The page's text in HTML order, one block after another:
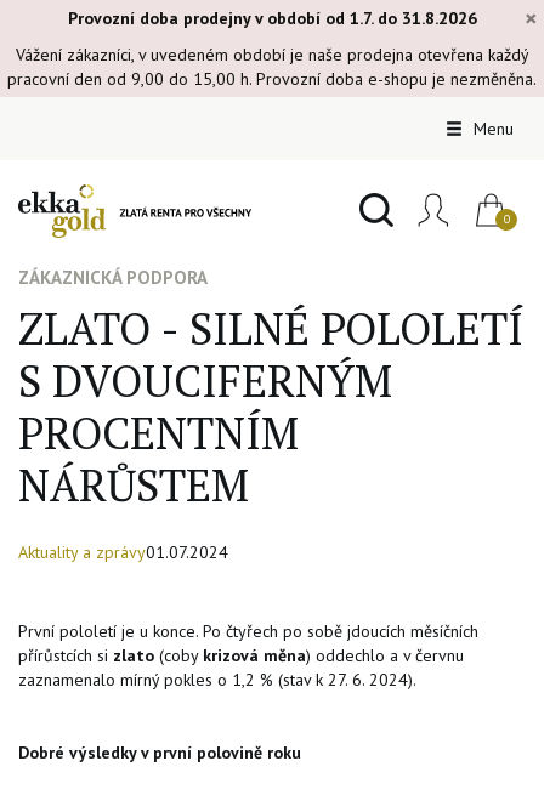
×
Provozní doba prodejny v období od 1.7. do 31.8.2026
Vážení zákazníci, v uvedeném období je naše prodejna otevřena každý
pracovní den od 9,00 do 15,00 h. Provozní doba e-shopu je nezměněna.
Menu
ZÁKAZNICKÁ PODPORA
ZLATO - SILNÉ POLOLETÍ
S DVOUCIFERNÝM
PROCENTNÍM
NÁRŮSTEM
Aktuality a zprávy01.07.2024
První pololetí je u konce. Po čtyřech po sobě jdoucích měsíčních
přírůstcích si zlato (coby krizová měna) oddechlo a v červnu
zaznamenalo mírný pokles o 1,2 % (stav k 27. 6. 2024).
Dobré výsledky v první polovině roku